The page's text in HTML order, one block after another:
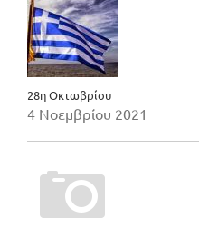
28η Οκτωβρίου
4 Νοεμβρίου 2021